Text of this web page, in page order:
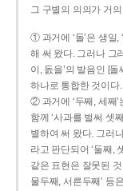
그 구별의 의의가 거
① 과거에 ‘돌’은 생일,
해 써 왔다. 그러나 그
이, 돐을’의 발음인 [
하나로 통합한 것이다.
② 과거에 ‘두째, 세째’
함께 ‘사과를 벌써 셋
별하여 써 왔다. 그러
라고 판단되어 ‘둘째,
같은 표현은 잘못된 것
물두째, 서른두째’ 등